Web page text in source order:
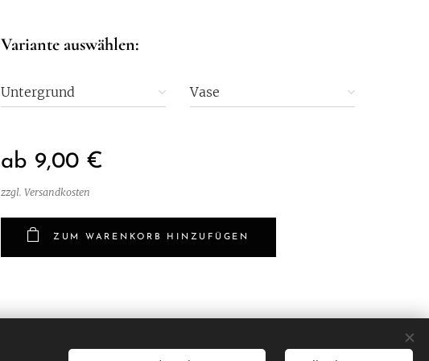
Variante auswählen:
Untergrund Vase
ab 9,00 €
zzgl. Versandkosten
ZUM WARENKORB HINZUFÜGEN